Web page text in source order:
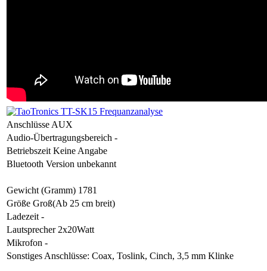
Anschlüsse AUX
Audio-Übertragungsbereich -
Betriebszeit Keine Angabe
Bluetooth Version unbekannt
Gewicht (Gramm) 1781
Größe Groß(Ab 25 cm breit)
Ladezeit -
Lautsprecher2x20Watt
Mikrofon -
Sonstiges Anschlüsse: Coax, Toslink, Cinch, 3,5 mm Klinke